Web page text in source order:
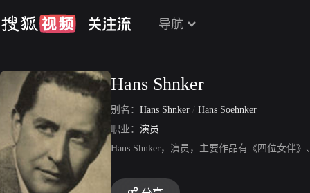
导航
Hans Shnker
别名： Hans Shnker / Hans Soehnker
职业： 演员
Hans Shnker，演员，主要作品有《四位女伴